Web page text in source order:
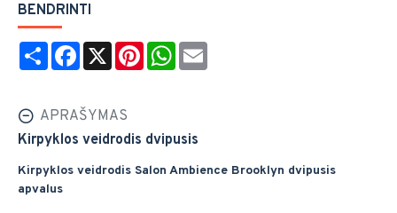
BENDRINTI
Share Facebook
X PinterestWhatsApp
APRAŠYMAS
Kirpyklos veidrodis dvipusis
Kirpyklos veidrodis Salon Ambience Brooklyn dvipusis
apvalus